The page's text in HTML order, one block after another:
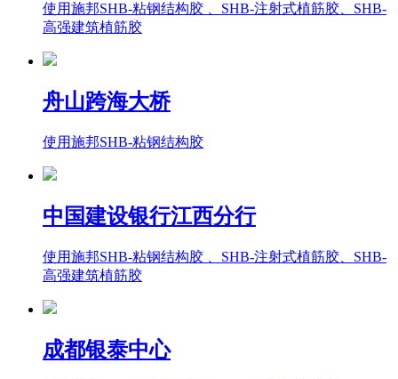
使用施邦SHB-粘钢结构胶 、SHB-注射式植筋胶、SHB-
高强建筑植筋胶
舟山跨海大桥
使用施邦SHB-粘钢结构胶
中国建设银行江西分行
使用施邦SHB-粘钢结构胶 、SHB-注射式植筋胶、SHB-
高强建筑植筋胶
成都银泰中心